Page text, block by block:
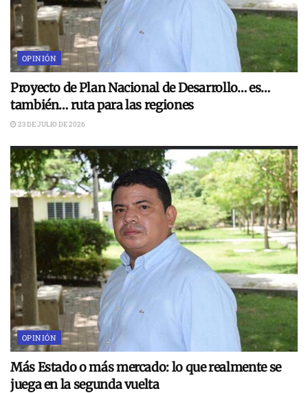
OPINIÓN
Proyecto de Plan Nacional de Desarrollo… es…
también… ruta para las regiones
23 DE JULIO DE 2026
OPINIÓN
Más Estado o más mercado: lo que realmente se
juega en la segunda vuelta